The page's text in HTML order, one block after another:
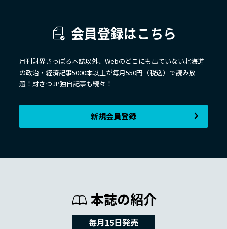
会員登録はこちら
月刊財界さっぽろ本誌以外、Webのどこにも出ていない北海道
の政治・経済記事5000本以上が毎月550円（税込）で読み放
題！財さつJP独自記事も続々！
新規会員登録
本誌の紹介
毎月15日発売